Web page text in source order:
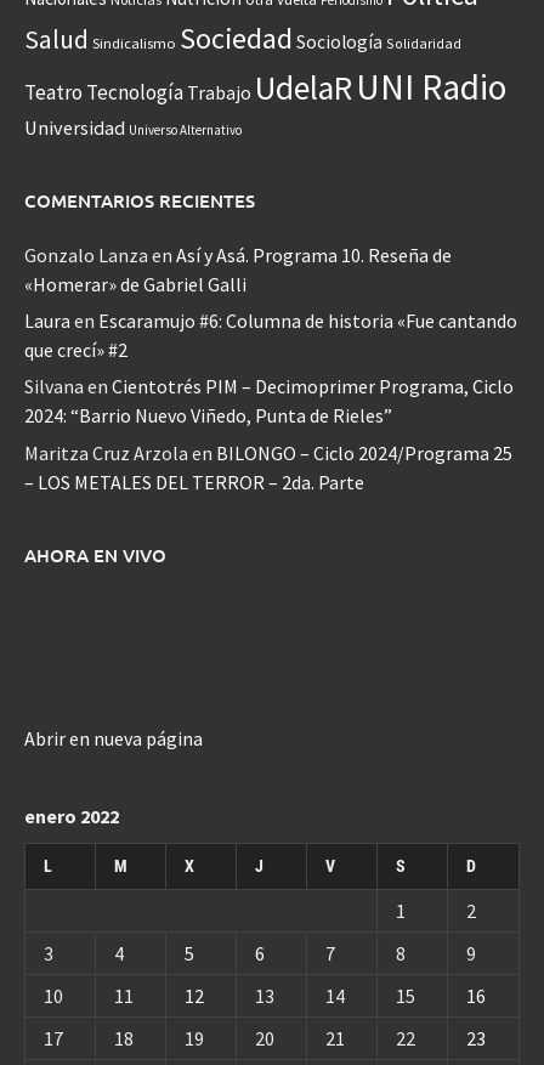
Salud Sindicalismo Sociedad Sociología Solidaridad
Teatro Tecnología Trabajo UdelaR UNI Radio
Universidad Universo Alternativo
COMENTARIOS RECIENTES
Gonzalo Lanza en Así y Asá. Programa 10. Reseña de
«Homerar» de Gabriel Galli
Laura en Escaramujo #6: Columna de historia «Fue cantando
que crecí» #2
Silvana en Cientotrés PIM – Decimoprimer Programa, Ciclo
2024: “Barrio Nuevo Viñedo, Punta de Rieles”
Maritza Cruz Arzola en BILONGO – Ciclo 2024/Programa 25
– LOS METALES DEL TERROR – 2da. Parte
AHORA EN VIVO
Abrir en nueva página
enero 2022
L M X J V S D
1
2
3
4 5 6 7 8
9
10
11 12 13 14 15
16
17
18 19 20 21 22 23